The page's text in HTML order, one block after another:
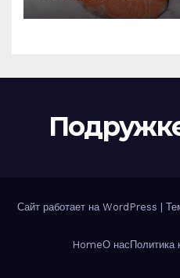
Сайт работает на WordPress
HomeО нас Политика